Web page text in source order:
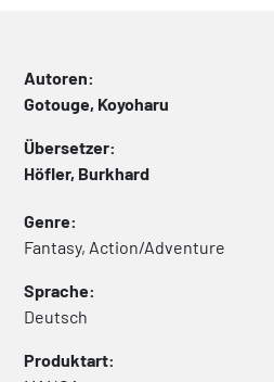
Autoren:
Gotouge, Koyoharu
Übersetzer:
Höfler, Burkhard
Genre:
Fantasy, Action/Adventure
Sprache:
Deutsch
Produktart: